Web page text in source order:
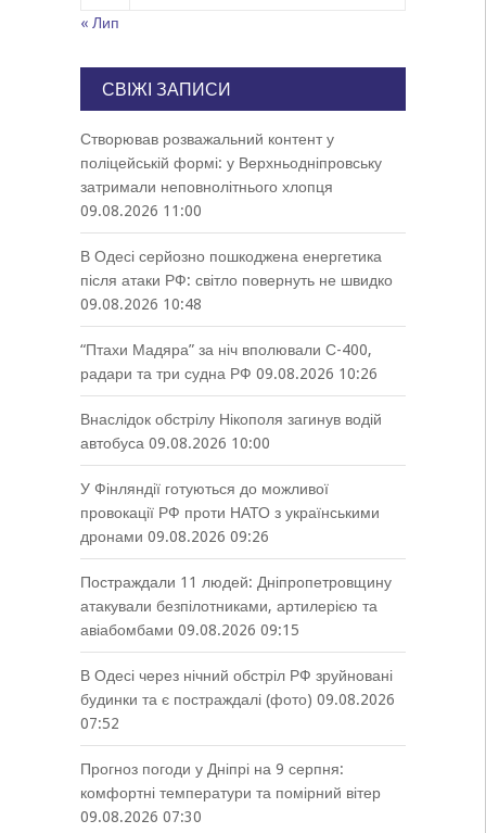
« Лип
СВІЖІ ЗАПИСИ
Створював розважальний контент у
поліцейській формі: у Верхньодніпровську
затримали неповнолітнього хлопця
09.08.2026 11:00
В Одесі серйозно пошкоджена енергетика
після атаки РФ: світло повернуть не швидко
09.08.2026 10:48
“Птахи Мадяра” за ніч вполювали С-400,
радари та три судна РФ 09.08.2026 10:26
Внаслідок обстрілу Нікополя загинув водій
автобуса 09.08.2026 10:00
У Фінляндії готуються до можливої
провокації РФ проти НАТО з українськими
дронами 09.08.2026 09:26
Постраждали 11 людей: Дніпропетровщину
атакували безпілотниками, артилерією та
авіабомбами 09.08.2026 09:15
В Одесі через нічний обстріл РФ зруйновані
будинки та є постраждалі (фото) 09.08.2026
07:52
Прогноз погоди у Дніпрі на 9 серпня:
комфортні температури та помірний вітер
09.08.2026 07:30